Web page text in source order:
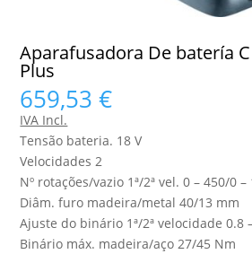
Aparafusadora De batería
Plus
659,53€
IVA Incl.
Tensão bateria. 18 V
Velocidades 2
Nº rotações/vazio 1ª/2ª vel. 0 – 450/0 –
Diâm. furo madeira/metal 40/13 mm
Ajuste do binário 1ª/2ª velocidade 0.8
Binário máx. madeira/aço 27/45 Nm